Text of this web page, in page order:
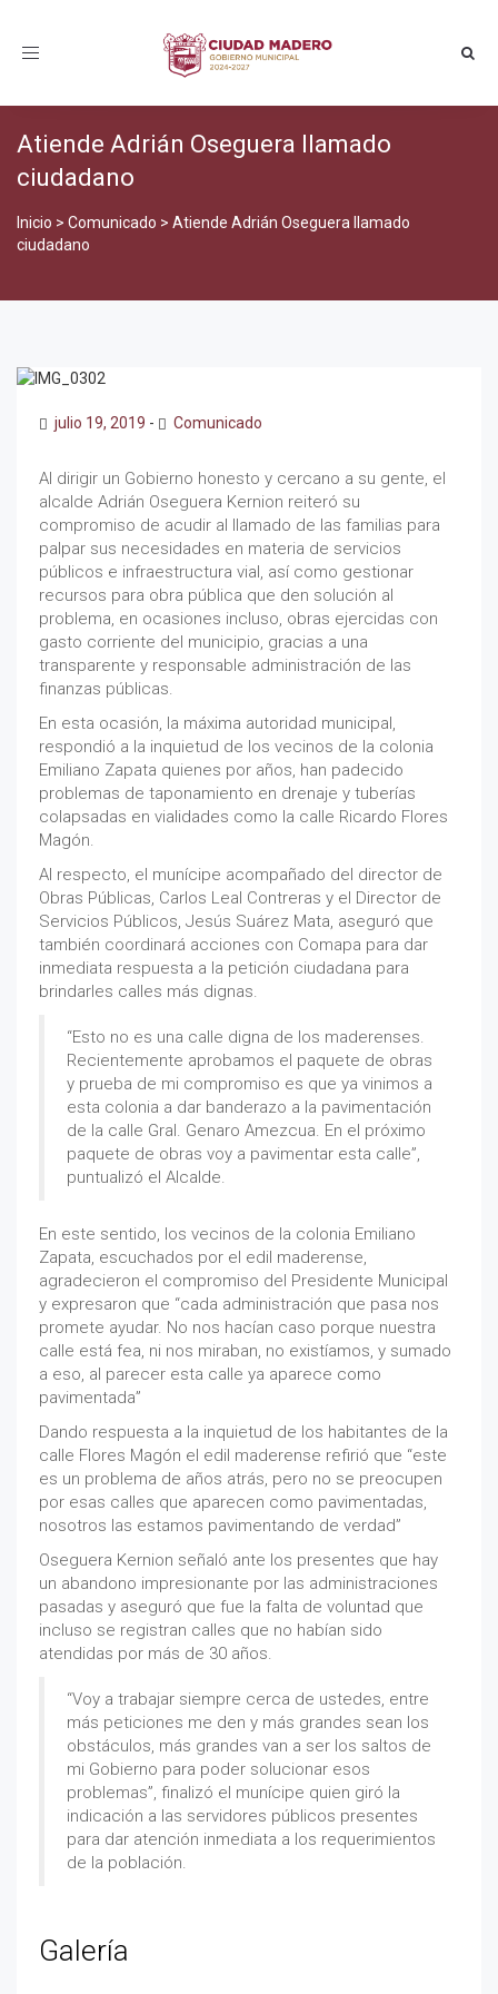
Toggle
Atiende Adrián Oseguera llamado
ciudadano
Inicio > Comunicado > Atiende Adrián Oseguera llamado
ciudadano
julio 19, 2019 - Comunicado
Al dirigir un Gobierno honesto y cercano a su gente, el
alcalde Adrián Oseguera Kernion reiteró su
compromiso de acudir al llamado de las familias para
palpar sus necesidades en materia de servicios
públicos e infraestructura vial, así como gestionar
recursos para obra pública que den solución al
problema, en ocasiones incluso, obras ejercidas con
gasto corriente del municipio, gracias a una
transparente y responsable administración de las
finanzas públicas.
En esta ocasión, la máxima autoridad municipal,
respondió a la inquietud de los vecinos de la colonia
Emiliano Zapata quienes por años, han padecido
problemas de taponamiento en drenaje y tuberías
colapsadas en vialidades como la calle Ricardo Flores
Magón.
Al respecto, el munícipe acompañado del director de
Obras Públicas, Carlos Leal Contreras y el Director de
Servicios Públicos, Jesús Suárez Mata, aseguró que
también coordinará acciones con Comapa para dar
inmediata respuesta a la petición ciudadana para
brindarles calles más dignas.
“Esto no es una calle digna de los maderenses.
Recientemente aprobamos el paquete de obras
y prueba de mi compromiso es que ya vinimos a
esta colonia a dar banderazo a la pavimentación
de la calle Gral. Genaro Amezcua. En el próximo
paquete de obras voy a pavimentar esta calle”,
puntualizó el Alcalde.
En este sentido, los vecinos de la colonia Emiliano
Zapata, escuchados por el edil maderense,
agradecieron el compromiso del Presidente Municipal
y expresaron que “cada administración que pasa nos
promete ayudar. No nos hacían caso porque nuestra
calle está fea, ni nos miraban, no existíamos, y sumado
a eso, al parecer esta calle ya aparece como
pavimentada”
Dando respuesta a la inquietud de los habitantes de la
calle Flores Magón el edil maderense refirió que “este
es un problema de años atrás, pero no se preocupen
por esas calles que aparecen como pavimentadas,
nosotros las estamos pavimentando de verdad”
Oseguera Kernion señaló ante los presentes que hay
un abandono impresionante por las administraciones
pasadas y aseguró que fue la falta de voluntad que
incluso se registran calles que no habían sido
atendidas por más de 30 años.
“Voy a trabajar siempre cerca de ustedes, entre
más peticiones me den y más grandes sean los
obstáculos, más grandes van a ser los saltos de
mi Gobierno para poder solucionar esos
problemas”, finalizó el munícipe quien giró la
indicación a las servidores públicos presentes
para dar atención inmediata a los requerimientos
de la población.
Galería